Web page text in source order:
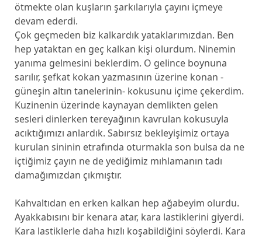
ötmekte olan kuşların şarkılarıyla çayını içmeye
devam ederdi.
Çok geçmeden biz kalkardık yataklarımızdan. Ben
hep yataktan en geç kalkan kişi olurdum. Ninemin
yanıma gelmesini beklerdim. O gelince boynuna
sarılır, şefkat kokan yazmasının üzerine konan -
güneşin altın tanelerinin- kokusunu içime çekerdim.
Kuzinenin üzerinde kaynayan demlikten gelen
sesleri dinlerken tereyağının kavrulan kokusuyla
acıktığımızı anlardık. Sabırsız bekleyişimiz ortaya
kurulan sininin etrafında oturmakla son bulsa da ne
içtiğimiz çayın ne de yediğimiz mıhlamanın tadı
damağımızdan çıkmıştır.
Kahvaltıdan en erken kalkan hep ağabeyim olurdu.
Ayakkabısını bir kenara atar, kara lastiklerini giyerdi.
Kara lastiklerle daha hızlı koşabildiğini söylerdi. Kara